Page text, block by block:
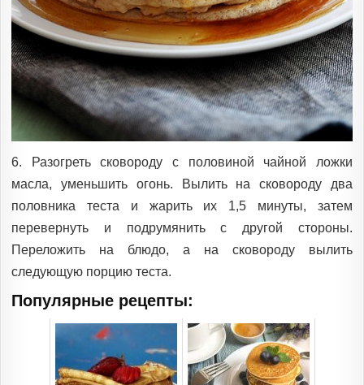
6. Разогреть сковороду с половиной чайной ложки
масла, уменьшить огонь. Вылить на сковороду два
половника теста и жарить их 1,5 минуты, затем
перевернуть и подрумянить с другой стороны.
Переложить на блюдо, а на сковороду вылить
следующую порцию теста.
Популярные рецепты: